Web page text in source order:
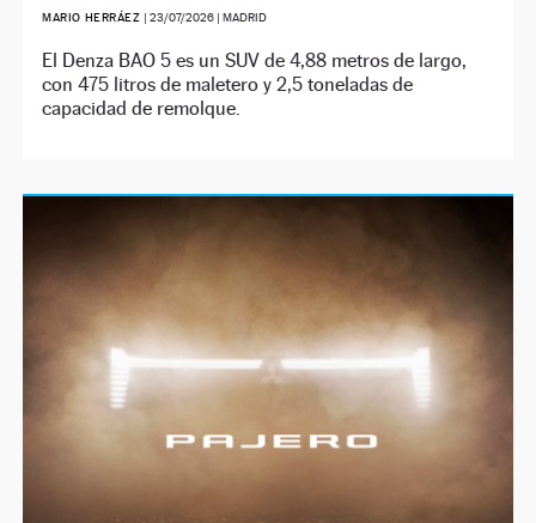
MARIO HERRÁEZ |23/07/2026 | MADRID
El Denza BAO 5 es un SUV de 4,88 metros de largo,
con 475 litros de maletero y 2,5 toneladas de
capacidad de remolque.